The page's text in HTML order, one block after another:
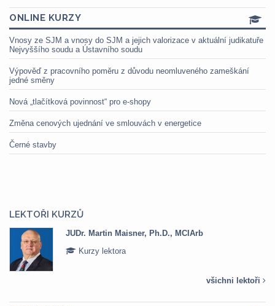
ONLINE KURZY
Vnosy ze SJM a vnosy do SJM a jejich valorizace v aktuální judikatuře
Nejvyššího soudu a Ústavního soudu
Výpověď z pracovního poměru z důvodu neomluveného zameškání
jedné směny
Nová „tlačítková povinnost“ pro e-shopy
Změna cenových ujednání ve smlouvách v energetice
Černé stavby
LEKTOŘI KURZŮ
JUDr. Martin Maisner, Ph.D., MCIArb
Kurzy lektora
všichni lektoři